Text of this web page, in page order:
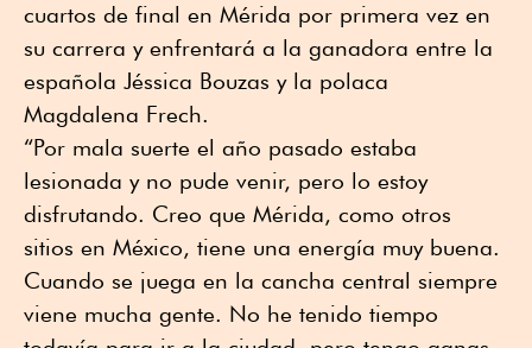
cuartos de final en Mérida por primera vez en
su carrera y enfrentará a la ganadora entre la
española Jéssica Bouzas y la polaca
Magdalena Frech.
“Por mala suerte el año pasado estaba
lesionada y no pude venir, pero lo estoy
disfrutando. Creo que Mérida, como otros
sitios en México, tiene una energía muy buena.
Cuando se juega en la cancha central siempre
viene mucha gente. No he tenido tiempo